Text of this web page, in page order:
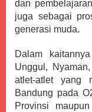
dan
juga sebagai
generasi muda.
Dalam
Unggul,
atlet-atlet yang
Bandung pada
Provinsi